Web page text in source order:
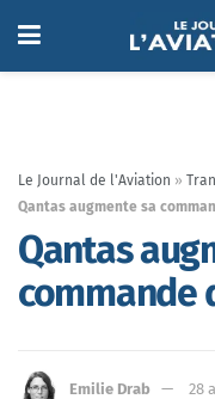
Le Journal de l'Aviation »
Qantas augmente sa
Qantas
commande
Emilie Drab 28